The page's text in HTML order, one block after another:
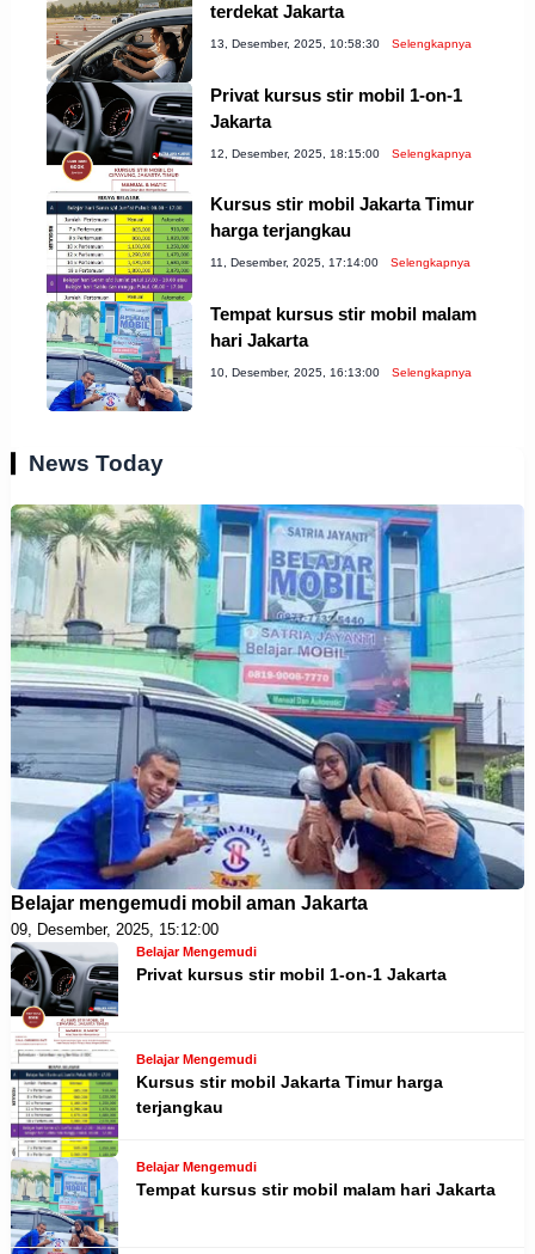
terdekat Jakarta
13, Desember, 2025, 10:58:30 Selengkapnya
Privat kursus stir mobil 1-on-1
Jakarta
12, Desember, 2025, 18:15:00 Selengkapnya
Kursus stir mobil Jakarta Timur
harga terjangkau
11, Desember, 2025, 17:14:00 Selengkapnya
Tempat kursus stir mobil malam
hari Jakarta
10, Desember, 2025, 16:13:00 Selengkapnya
News Today
Belajar mengemudi mobil aman Jakarta
09, Desember, 2025, 15:12:00
Belajar Mengemudi
Privat kursus stir mobil 1-on-1 Jakarta
Belajar Mengemudi
Kursus stir mobil Jakarta Timur harga
terjangkau
Belajar Mengemudi
Tempat kursus stir mobil malam hari Jakarta